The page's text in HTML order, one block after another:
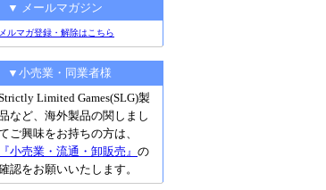
▼ メールマガジン
メルマガ登録・解除はこちら
▼小売業・同業者様
Limited Games(SLG)製
など、海外製品の関しまし
ご興味をお持ちの方は、
『小売業・流通・卸販売』 の
認をお願いいたします。